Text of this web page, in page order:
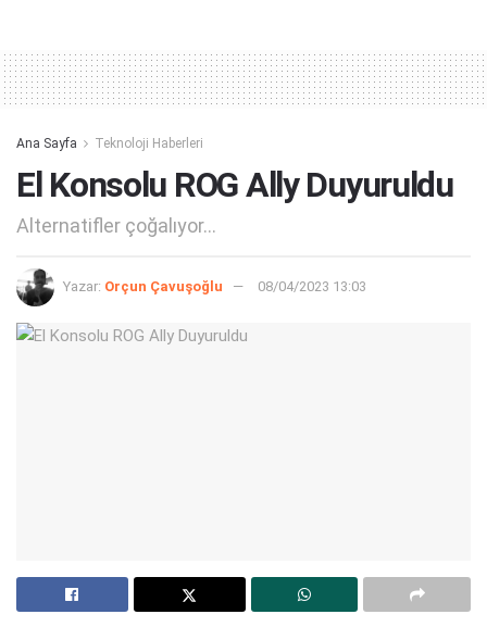
Ana Sayfa Teknoloji Haberleri
El Konsolu ROG Ally Duyuruldu
Alternatifler çoğalıyor...
Yazar: Orçun Çavuşoğlu 08/04/2023 13:03